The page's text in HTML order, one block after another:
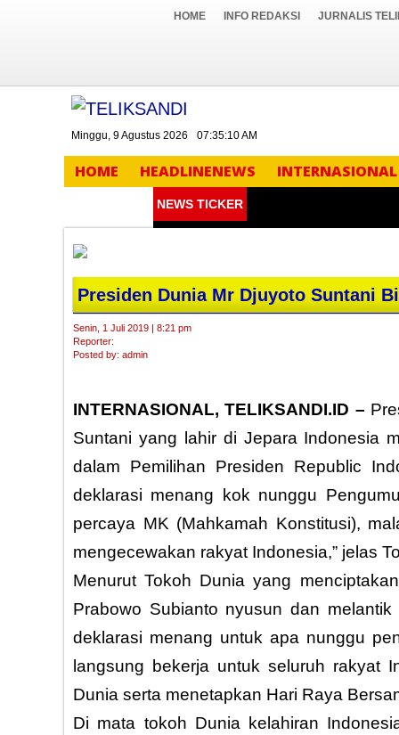
HOME INFO REDAKSI JURNALIS
Minggu, 9 Agustus 2026 07:35:10 AM
HOME HEADLINENEWS INTERNASIONAL
NEWS TICKER
Presiden Dunia Mr Djuyoto Suntani
Senin, 1 Juli 2019 | 8:21 pm
Reporter:
Posted by: admin
INTERNASIONAL, TELIKSANDI.ID –
Suntani yang lahir di Jepara Indonesia
dalam Pemilihan Presiden Republic
deklarasi menang kok nunggu
percaya MK (Mahkamah Konstitusi),
mengecewakan rakyat Indonesia,” jelas
Menurut Tokoh Dunia yang
Prabowo Subianto nyusun dan
deklarasi menang untuk apa nunggu
langsung bekerja untuk seluruh rakyat
Dunia serta menetapkan Hari Raya
Di mata tokoh Dunia kelahiran